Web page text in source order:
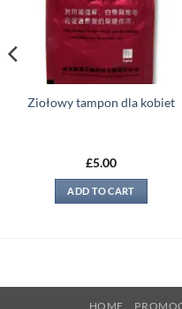
Ziołowy tampon dla kobiet
£5.00
ADD TO CART
HOME